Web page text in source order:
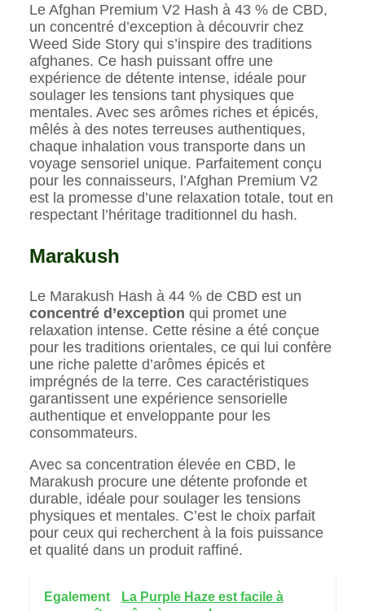
Le Afghan Premium V2 Hash à 43 % de CBD,
un concentré d’exception à découvrir chez
Weed Side Story qui s’inspire des traditions
afghanes. Ce hash puissant offre une
expérience de détente intense, idéale pour
soulager les tensions tant physiques que
mentales. Avec ses arômes riches et épicés,
mêlés à des notes terreuses authentiques,
chaque inhalation vous transporte dans un
voyage sensoriel unique. Parfaitement conçu
pour les connaisseurs, l’Afghan Premium V2
est la promesse d’une relaxation totale, tout en
respectant l’héritage traditionnel du hash.
Marakush
Le Marakush Hash à 44 % de CBD est un
concentré d’exception qui promet une
relaxation intense. Cette résine a été conçue
pour les traditions orientales, ce qui lui confère
une riche palette d’arômes épicés et
imprégnés de la terre. Ces caractéristiques
garantissent une expérience sensorielle
authentique et enveloppante pour les
consommateurs.
Avec sa concentration élevée en CBD, le
Marakush procure une détente profonde et
durable, idéale pour soulager les tensions
physiques et mentales. C’est le choix parfait
pour ceux qui recherchent à la fois puissance
et qualité dans un produit raffiné.
Egalement
La Purple Haze est facile à